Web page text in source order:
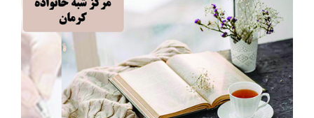
مرکز شبه خانواده کرمان